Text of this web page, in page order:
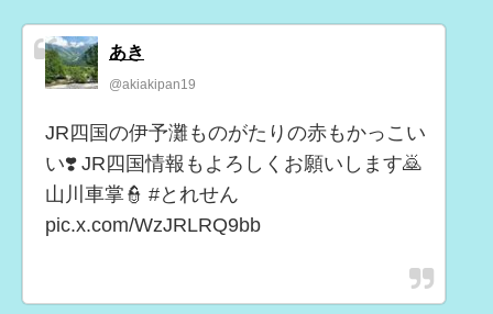
あき
@akiakipan19
JR四国の伊予灘ものがたりの赤もかっこい
い❣️ JR四国情報もよろしくお願いします🙇
山川車掌👮 #とれせん
pic.x.com/WzJRLRQ9bb